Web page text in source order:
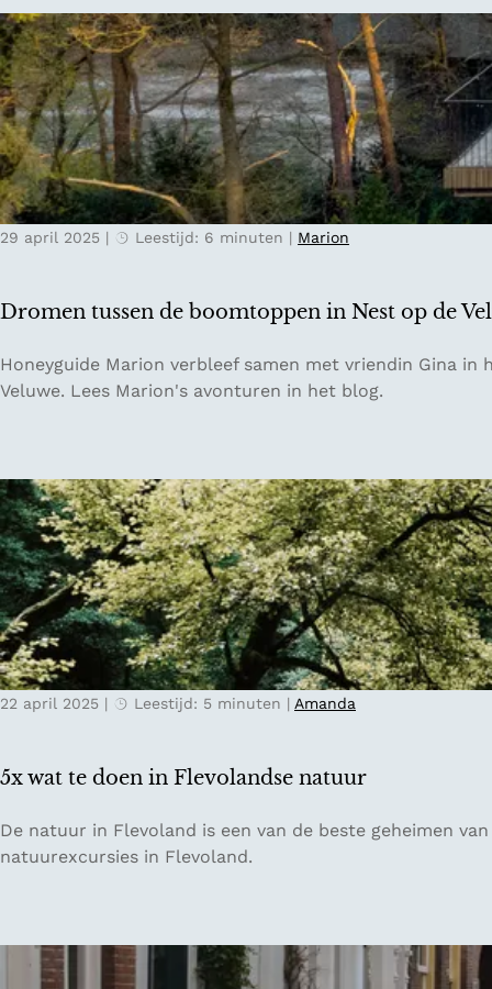
s
w
i
n
k
e
l
s
i
n
i
m
e
k
d
e
s
m
a
k
e
n
n
e
n
s
c
h
m
e
t
L
o
c
a
T
s
Dromen tussen de boomtoppen in Nest op de
29 april 2025 | Leestijd: 6 minuten | Marion
D
r
n
t
u
s
e
n
d
e
o
t
o
e
Honeyguide Marion verbleef samen met vriendin Gina
Veluwe. Lees Marion's avonturen in het blog.
5x wat te doen in Flevolandse natuur
22 april 2025 | Leestijd: 5 minuten | Amanda
5
x
De natuur in Flevoland is een van de beste geheimen
natuurexcursies in Flevoland.